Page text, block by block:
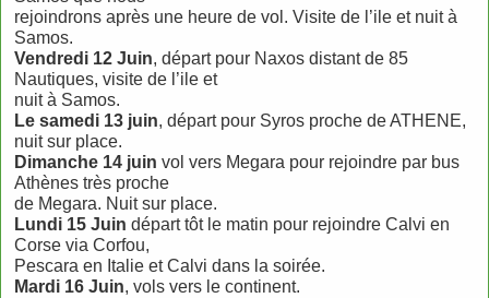
rejoindrons après une heure de vol. Visite de l’ile et nuit à
Samos.
Vendredi 12 Juin, départ pour Naxos distant de 85
Nautiques, visite de l’ile et
nuit à Samos.
Le samedi 13 juin, départ pour Syros proche de ATHENE,
nuit sur place.
Dimanche 14 juin vol vers Megara pour rejoindre par bus
Athènes très proche
de Megara. Nuit sur place.
Lundi 15 Juin départ tôt le matin pour rejoindre Calvi en
Corse via Corfou,
Pescara en Italie et Calvi dans la soirée.
Mardi 16 Juin, vols vers le continent.